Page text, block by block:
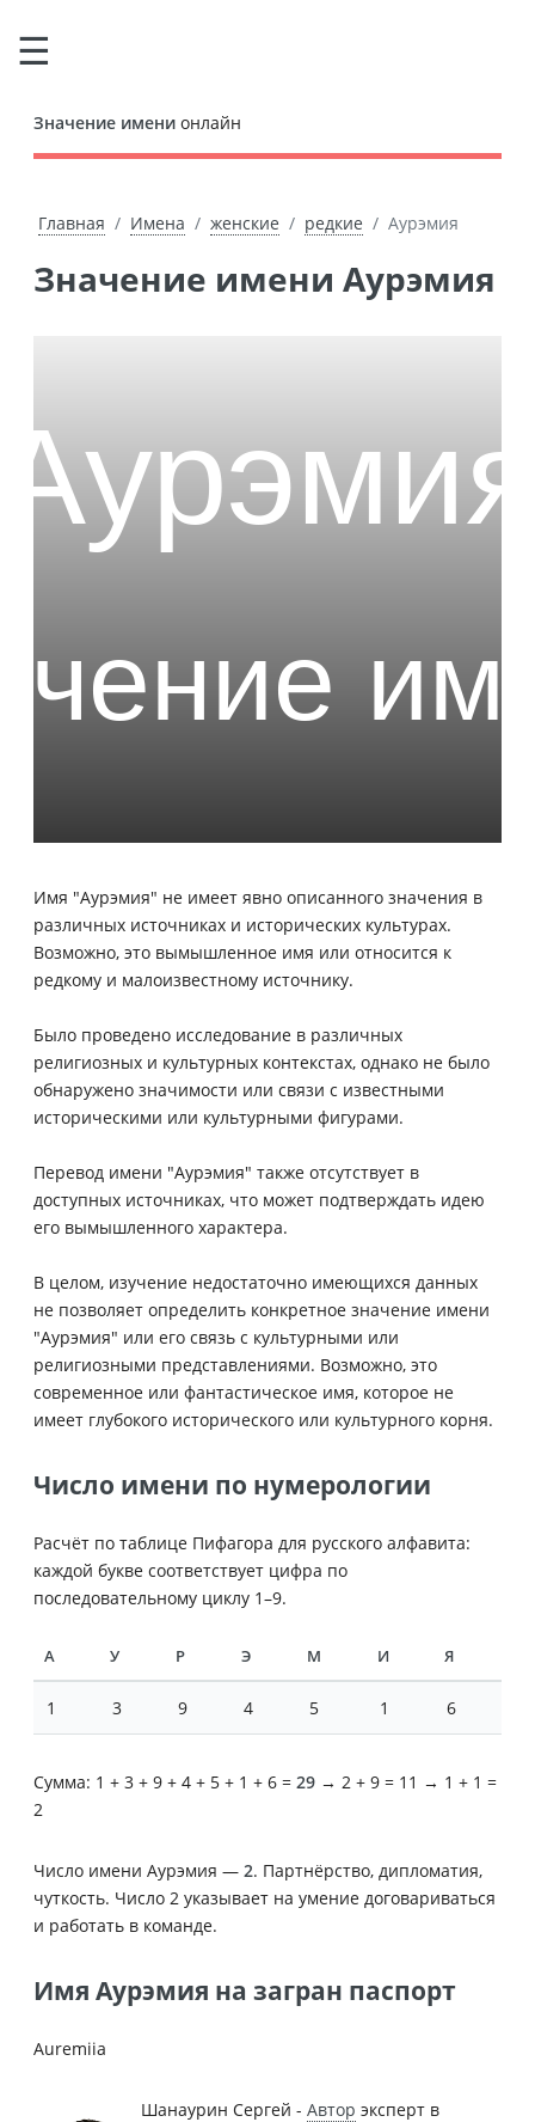
Значение имени онлайн
Главная Имена женские редкие Аурэмия
Значение имени Аурэмия
Имя "Аурэмия" не имеет явно описанного значения в
различных источниках и исторических культурах.
Возможно, это вымышленное имя или относится к
редкому и малоизвестному источнику.
Было проведено исследование в различных
религиозных и культурных контекстах, однако не было
обнаружено значимости или связи с известными
историческими или культурными фигурами.
Перевод имени "Аурэмия" также отсутствует в
доступных источниках, что может подтверждать идею
его вымышленного характера.
В целом, изучение недостаточно имеющихся данных
не позволяет определить конкретное значение имени
"Аурэмия" или его связь с культурными или
религиозными представлениями. Возможно, это
современное или фантастическое имя, которое не
имеет глубокого исторического или культурного корня.
Число имени по нумерологии
Расчёт по таблице Пифагора для русского алфавита:
каждой букве соответствует цифра по
последовательному циклу 1–9.
А У Р Э М И Я
1 3 9 4 5 1 6
Сумма: 1 + 3 + 9 + 4 + 5 + 1 + 6 = 29 → 2 + 9 = 11 → 1 + 1 =
2
Число имени Аурэмия — 2. Партнёрство, дипломатия,
чуткость. Число 2 указывает на умение договариваться
и работать в команде.
Имя Аурэмия на загран паспорт
Auremiia
Шанаурин Сергей - Автор эксперт в